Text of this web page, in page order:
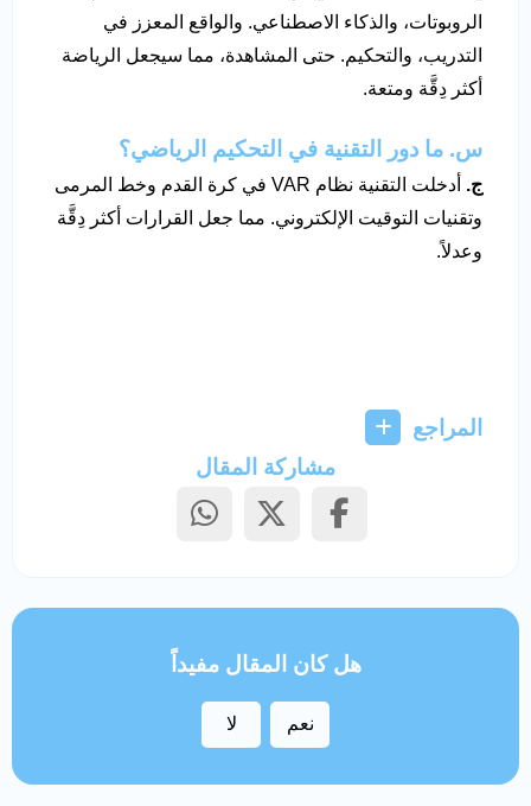
الروبوتات، والذكاء الاصطناعي. والواقع المعزز في
التدريب، والتحكيم. حتى المشاهدة، مما سيجعل الرياضة
أكثر دِقَّة ومتعة.
س. ما دور التقنية في التحكيم الرياضي؟
ج.
أدخلت التقنية نظام VAR في كرة القدم وخط المرمى
وتقنيات التوقيت الإلكتروني. مما جعل القرارات أكثر دِقَّة
وعدلاً.
المراجع
مشاركة المقال
هل كان المقال مفيداً
نعم لا